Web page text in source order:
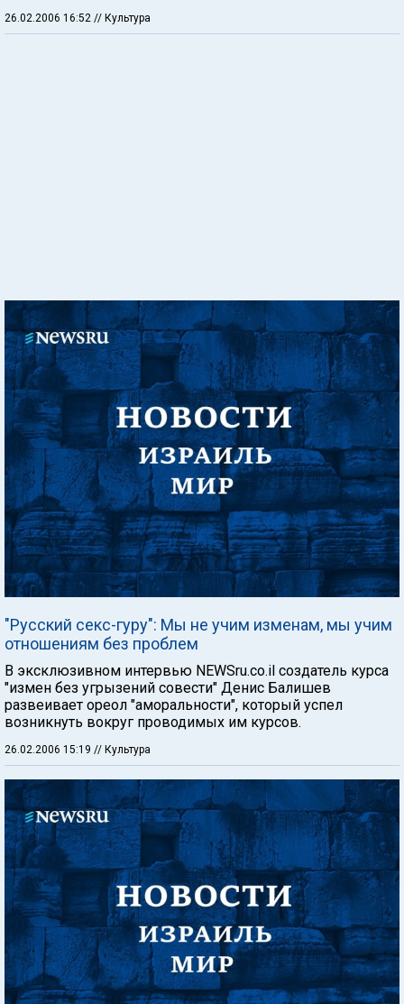
26.02.2006 16:52 // Культура
"Русский секс-гуру": Мы не учим изменам, мы учим
отношениям без проблем
В эксклюзивном интервью NEWSru.co.il создатель курса
"измен без угрызений совести" Денис Балишев
развеивает ореол "аморальности", который успел
возникнуть вокруг проводимых им курсов.
26.02.2006 15:19 // Культура